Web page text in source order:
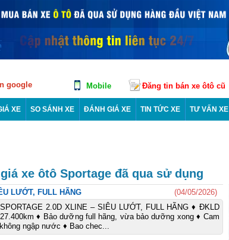
google Mobile Đăng tin bán xe ôtô cũ
XE SO SÁNH XE ĐÁNH GIÁ XE TIN TỨC XE TƯ VẤN XE
xe ôtô Sportage đã qua sử dụng
LƯỚT, FULL HÃNG
(04/05/2026)
2.0D XLINE – SIÊU LƯỚT, FULL HÃNG ♦ ĐKLD
♦ Bảo dưỡng full hãng, vừa bảo dưỡng xong ♦ Cam
ngập nước ♦ Bao chec...